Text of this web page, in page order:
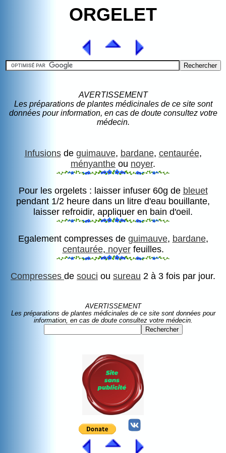
ORGELET
AVERTISSEMENT
Les préparations de plantes médicinales de ce site sont
données pour information, en cas de doute consultez votre
médecin.
Infusionsde guimauve, bardane, centaurée,
ményanthe ou noyer.
Pour les orgelets : laisser infuser 60g de bleuet
pendant 1/2 heure dans un litre d'eau bouillante,
laisser refroidir, appliquer en bain d'oeil.
Egalement compresses de guimauve, bardane,
centaurée, noyerfeuilles.
Compresses de souci ou sureau 2 à 3 fois par jour.
AVERTISSEMENT
Les préparations de plantes médicinales de ce site sont données pour
information, en cas de doute consultez votre médecin.